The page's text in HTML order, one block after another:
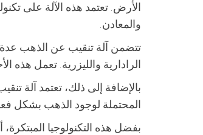
الأرض. تعتمد هذه الآلة على
والمعادن.
تتضمن آلة تنقيب عن الذهب عدة
الرادارية والليزرية. تعمل هذه
بالإضافة إلى ذلك، تعتمد آلة
المحتملة لوجود الذهب بشكل
بفضل هذه التكنولوجيا